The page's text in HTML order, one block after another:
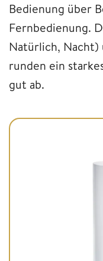
Bedienung über
Fernbedienung.
Natürlich, Nacht)
runden ein
gut ab.